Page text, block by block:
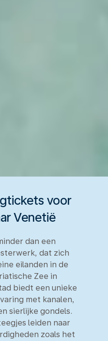
voor
Venetië
dan een
dat zich
eilanden in de
Zee in
biedt een unieke
met kanalen,
sierlijke gondels.
leiden naar
zoals het